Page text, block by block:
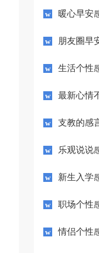
暖心早安
朋友圈早
生活个性
最新心情
支教的感
乐观说说
新生入学
职场个性
情侣个性